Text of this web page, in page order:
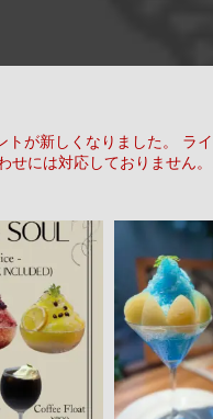
が新しくなりました。
ラ
せには対応しておりません